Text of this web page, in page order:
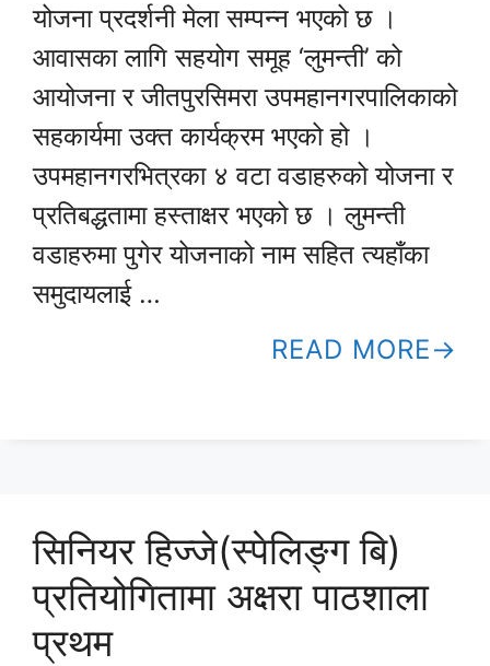
योजना प्रदर्शनी मेला सम्पन्न भएको छ ।
आवासका लागि सहयोग समूह ‘लुमन्ती’ को
आयोजना र जीतपुरसिमरा उपमहानगरपालिकाको
सहकार्यमा उक्त कार्यक्रम भएको हो ।
उपमहानगरभित्रका ४ वटा वडाहरुको योजना र
प्रतिबद्धतामा हस्ताक्षर भएको छ । लुमन्ती
वडाहरुमा पुगेर योजनाको नाम सहित त्यहाँका
समुदायलाई …
READ MORE
सिनियर हिज्जे(स्पेलिङ्ग बि)
प्रतियोगितामा अक्षरा पाठशाला
प्रथम